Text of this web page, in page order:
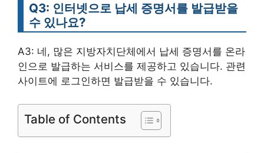
Q3: 인터넷으로 납세 증명서를 발급받을
수 있나요?
A3: 네, 많은 지방자치단체에서 납세 증명서를 온라
인으로 발급하는 서비스를 제공하고 있습니다. 관련
사이트에 로그인하면 발급받을 수 있습니다.
Table of Contents